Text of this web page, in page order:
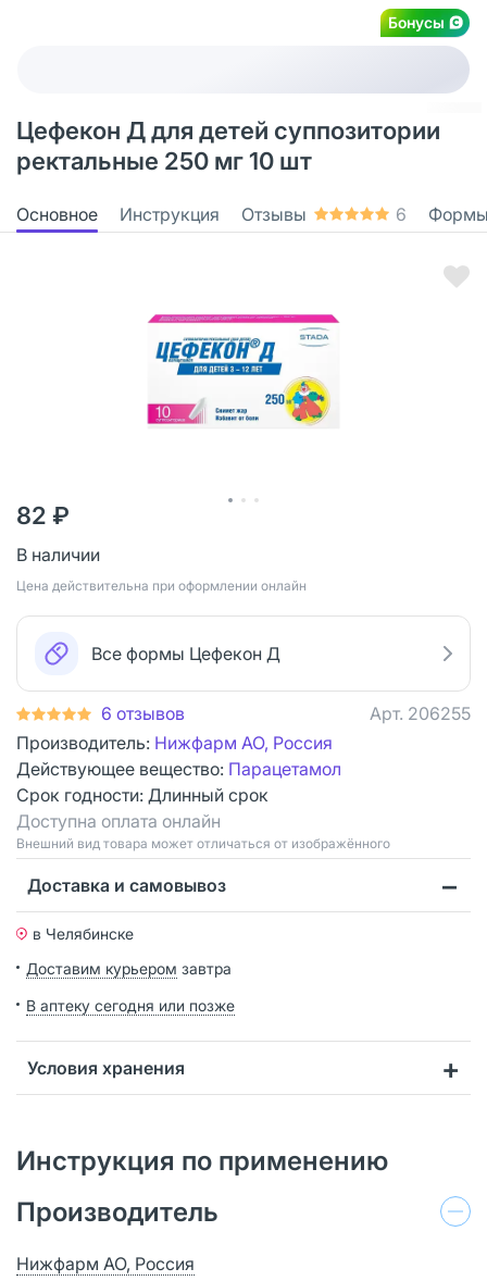
Бонусы
Цефекон Д для детей суппозитории
ректальные 250 мг 10 шт
Основное Инструкция Отзывы 6
82 ₽
В наличии
Цена действительна при оформлении онлайн
Все формы Цефекон Д
6 отзывов Арт. 206255
Производитель: Нижфарм АО, Россия
Действующее вещество: Парацетамол
Срок годности: Длинный срок
Доступна оплата онлайн
Bнешний вид товара может отличаться от изображённого
Доставка и самовывоз
в Челябинске
Доставим курьером завтра
В аптеку сегодня или позже
Условия хранения
Инструкция по применению
Производитель
Нижфарм АО, Россия